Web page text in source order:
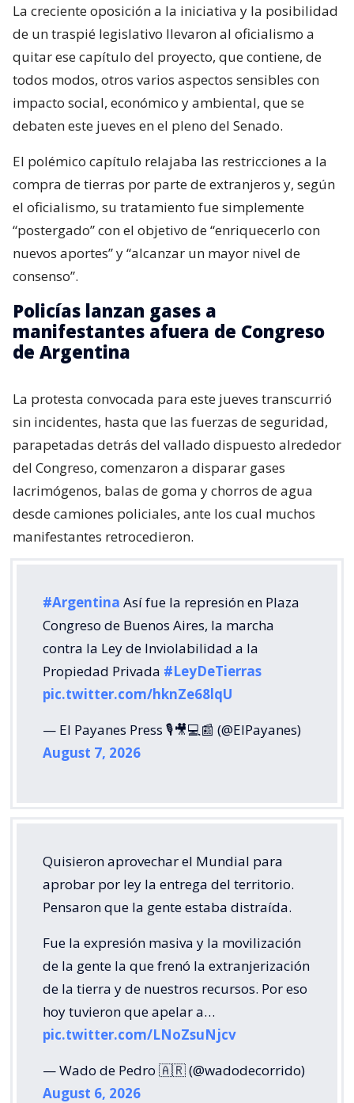
La creciente oposición a la iniciativa y la posibilidad
de un traspié legislativo llevaron al oficialismo a
quitar ese capítulo del proyecto, que contiene, de
todos modos, otros varios aspectos sensibles con
impacto social, económico y ambiental, que se
debaten este jueves en el pleno del Senado.
El polémico capítulo relajaba las restricciones a la
compra de tierras por parte de extranjeros y, según
el oficialismo, su tratamiento fue simplemente
“postergado” con el objetivo de “enriquecerlo con
nuevos aportes” y “alcanzar un mayor nivel de
consenso”.
Policías lanzan gases a
manifestantes afuera de Congreso
de Argentina
La protesta convocada para este jueves transcurrió
sin incidentes, hasta que las fuerzas de seguridad,
parapetadas detrás del vallado dispuesto alrededor
del Congreso, comenzaron a disparar gases
lacrimógenos, balas de goma y chorros de agua
desde camiones policiales, ante los cual muchos
manifestantes retrocedieron.
#Argentina Así fue la represión en Plaza
Congreso de Buenos Aires, la marcha
contra la Ley de Inviolabilidad a la
Propiedad Privada #LeyDeTierras
pic.twitter.com/hknZe68lqU
— El Payanes Press 🎙️🎥💻📰 (@ElPayanes)
August 7, 2026
Quisieron aprovechar el Mundial para
aprobar por ley la entrega del territorio.
Pensaron que la gente estaba distraída.
Fue la expresión masiva y la movilización
de la gente la que frenó la extranjerización
de la tierra y de nuestros recursos. Por eso
hoy tuvieron que apelar a…
pic.twitter.com/LNoZsuNjcv
— Wado de Pedro 🇦🇷 (@wadodecorrido)
August 6, 2026